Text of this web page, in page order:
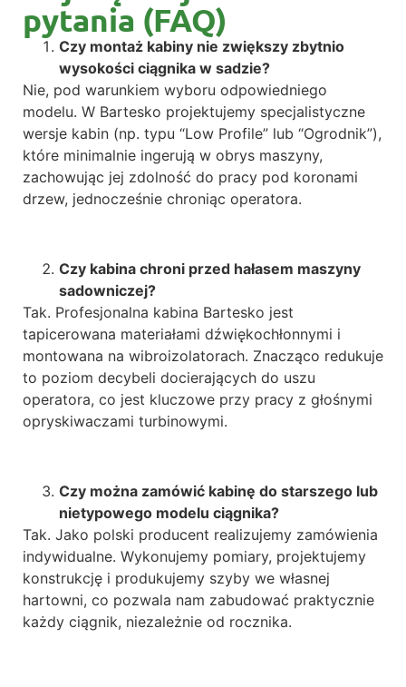
pytania (FAQ)
Czy montaż kabiny nie zwiększy zbytnio
wysokości ciągnika w sadzie?
Nie, pod warunkiem wyboru odpowiedniego
modelu. W Bartesko projektujemy specjalistyczne
wersje kabin (np. typu “Low Profile” lub “Ogrodnik”),
które minimalnie ingerują w obrys maszyny,
zachowując jej zdolność do pracy pod koronami
drzew, jednocześnie chroniąc operatora.
Czy kabina chroni przed hałasem maszyny
sadowniczej?
Tak. Profesjonalna kabina Bartesko jest
tapicerowana materiałami dźwiękochłonnymi i
montowana na wibroizolatorach. Znacząco redukuje
to poziom decybeli docierających do uszu
operatora, co jest kluczowe przy pracy z głośnymi
opryskiwaczami turbinowymi.
Czy można zamówić kabinę do starszego lub
nietypowego modelu ciągnika?
Tak. Jako polski producent realizujemy zamówienia
indywidualne. Wykonujemy pomiary, projektujemy
konstrukcję i produkujemy szyby we własnej
hartowni, co pozwala nam zabudować praktycznie
każdy ciągnik, niezależnie od rocznika.